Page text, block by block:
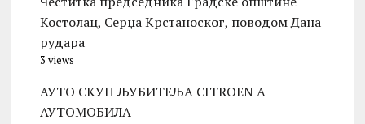
Костолац, Серџа Крстаноског, поводом Дана
рудара
3 views
АУТО СКУП ЉУБИТЕЉА CITROEN А
АУТОМОБИЛА